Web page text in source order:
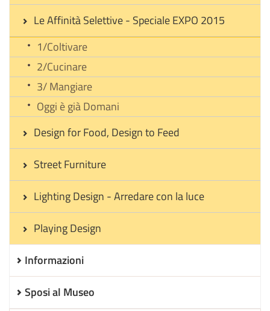
Le Affinità Selettive - Speciale EXPO 2015
1/Coltivare
2/Cucinare
3/ Mangiare
Oggi è già Domani
Design for Food, Design to Feed
Street Furniture
Lighting Design - Arredare con la luce
Playing Design
Informazioni
Sposi al Museo